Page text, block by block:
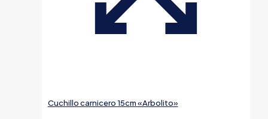
Cuchillo carnicero 15cm «Arbolito»